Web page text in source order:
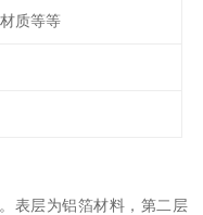
质等等
表层为铝箔材料，第二层